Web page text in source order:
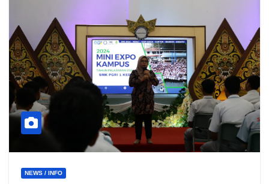
NEWS / INFO